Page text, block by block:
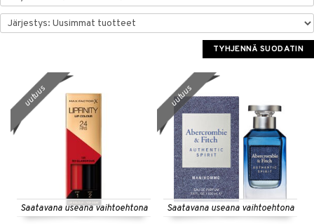
Koti & Sisustus
Lelut, Lapsi & Vauva
Kampanjat
TYHJENNÄ SUODATIN
Saatavana useana vaihtoehtona
uutuus
Saatavana useana vaihtoehtona
uutuus
& vastauksia
suojaus